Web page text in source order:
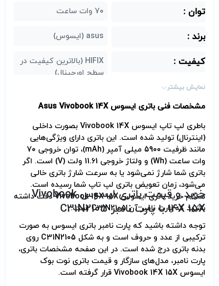
توان : 70 وات ساعت
برند : asus (ایسوس)
کیفیت :
HIFIX (بالاترین کیفیت در
سطح اورجینال)
Number) :
نمایش بیشتر
مشخصات فنی باتری ایسوسAsus Vivobook 14X
باطری لپ تاپ ایسوس Vivobook 14X بصورت داخلی
(اینترنال) تولید شده است. این باتری دارای ویژگی‌هایی
مانند ظرفیت 5900 میلی آمپر (
mAh
)، توان خروجی 70
وات ساعت (Wh) و ولتاژ خروجی 11.61 ولت ( V) است. اگر
باتری شما شارژ نمی‌شود یا به سرعت شارژ باتری خالی
می‌شود، زمان تعویض باتری لپ تاپ شما رسیده است.
هنگام خرید باتری ایسوسVivobook 14X 15Xدقت داشته
باشید که پارت نامبر آنC31N2105است.
خرید و قیمت باتری ایسوسVivobook
14X 15Xبا پارت نامبرC31N2105
توجه داشته باشید که پارت نامبر باتری ایسوس به صورت
ترکیبی از عدد و حروف است و به شکل C31N2105 روی
بدنه باتری درج شده است. در این صفحه مشخصات باتری،
پارت نامبر، مدل‌های سازگار و قیمت باتری نوت بوک
ایسوس Vivobook 14X 15X قرار گرفته است.